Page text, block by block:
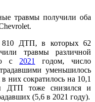
травмы получили оба
ДТП, в которых 62
травмы различной
с 2021
годом, число
уменьшилось
них сократилось на 10,1
ДТП тоже снизился и
(5,6 в 2021 году).